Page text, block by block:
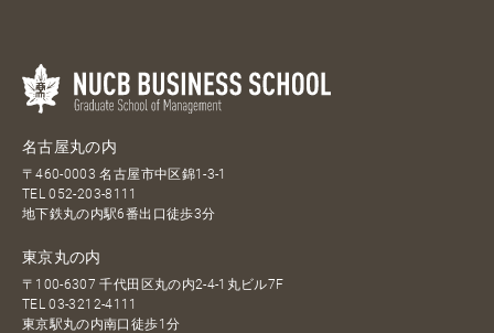
名古屋丸の内
〒460-0003 名古屋市中区錦1-3-1
TEL052-203-8111
地下鉄丸の内駅6番出口徒歩3分
東京丸の内
〒100-6307 千代田区丸の内2-4-1丸ビル7F
TEL03-3212-4111
東京駅丸の内南口徒歩1分